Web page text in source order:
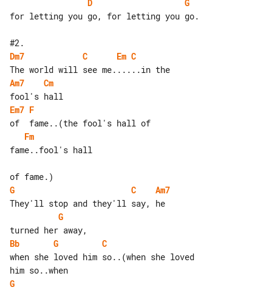
D
G
for letting you go, for letting you go.
Dm7
C Em C
Am7
Cm
Em7 F
Fm
fame..fool's hall
G
C
Am7
G
Bb
G
C
when she loved him so..(when she loved
G